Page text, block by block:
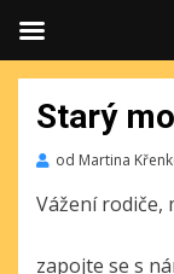
Starý
od Martina
Vážení rodiče,
zapojte se s